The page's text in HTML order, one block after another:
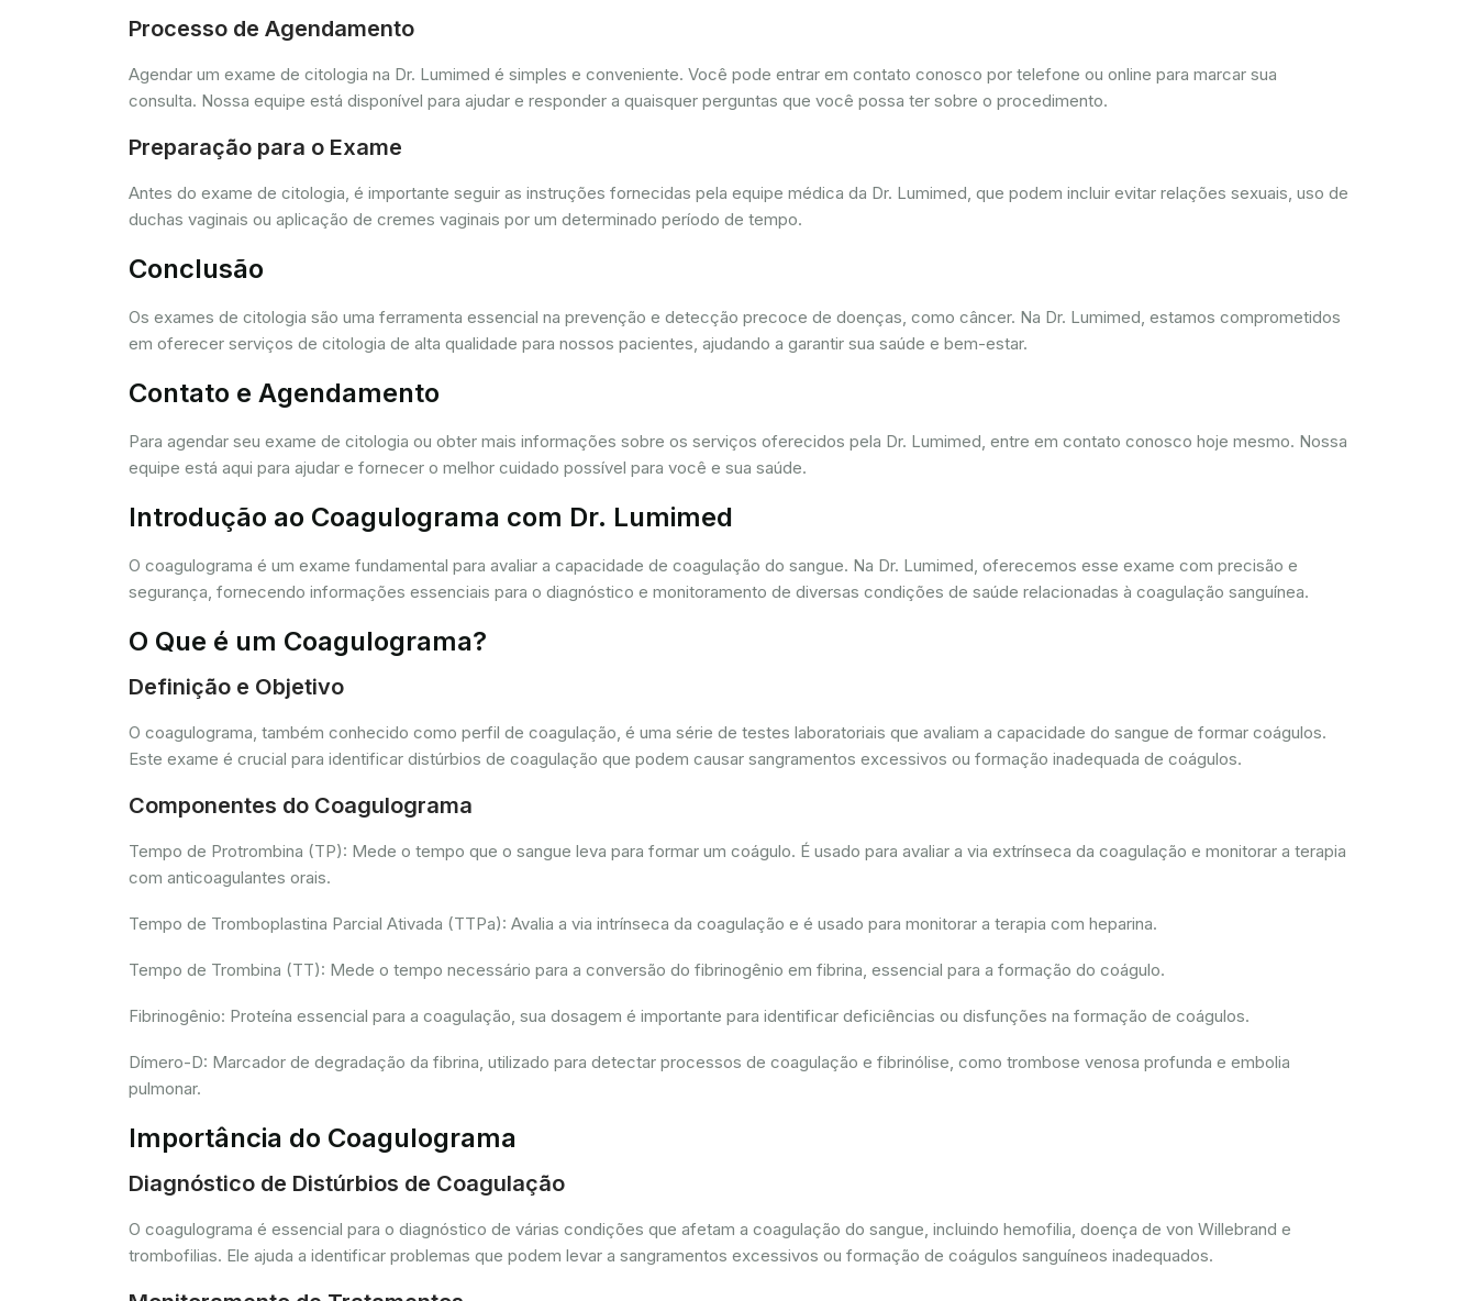
Processo de Agendamento
Agendar um exame de citologia na Dr. Lumimed é simples e conveniente. Você pode entrar em contato conosco por telefone ou online para marcar sua
consulta. Nossa equipe está disponível para ajudar e responder a quaisquer perguntas que você possa ter sobre o procedimento.
Preparação para o Exame
Antes do exame de citologia, é importante seguir as instruções fornecidas pela equipe médica da Dr. Lumimed, que podem incluir evitar relações sexuais, uso de
duchas vaginais ou aplicação de cremes vaginais por um determinado período de tempo.
Conclusão
Os exames de citologia são uma ferramenta essencial na prevenção e detecção precoce de doenças, como câncer. Na Dr. Lumimed, estamos comprometidos
em oferecer serviços de citologia de alta qualidade para nossos pacientes, ajudando a garantir sua saúde e bem-estar.
Contato e Agendamento
Para agendar seu exame de citologia ou obter mais informações sobre os serviços oferecidos pela Dr. Lumimed, entre em contato conosco hoje mesmo. Nossa
equipe está aqui para ajudar e fornecer o melhor cuidado possível para você e sua saúde.
Introdução ao Coagulograma com Dr. Lumimed
O coagulograma é um exame fundamental para avaliar a capacidade de coagulação do sangue. Na Dr. Lumimed, oferecemos esse exame com precisão e
segurança, fornecendo informações essenciais para o diagnóstico e monitoramento de diversas condições de saúde relacionadas à coagulação sanguínea.
O Que é um Coagulograma?
Definição e Objetivo
O coagulograma, também conhecido como perfil de coagulação, é uma série de testes laboratoriais que avaliam a capacidade do sangue de formar coágulos.
Este exame é crucial para identificar distúrbios de coagulação que podem causar sangramentos excessivos ou formação inadequada de coágulos.
Componentes do Coagulograma
Tempo de Protrombina (TP): Mede o tempo que o sangue leva para formar um coágulo. É usado para avaliar a via extrínseca da coagulação e monitorar a terapia
com anticoagulantes orais.
Tempo de Tromboplastina Parcial Ativada (TTPa): Avalia a via intrínseca da coagulação e é usado para monitorar a terapia com heparina.
Tempo de Trombina (TT): Mede o tempo necessário para a conversão do fibrinogênio em fibrina, essencial para a formação do coágulo.
Fibrinogênio: Proteína essencial para a coagulação, sua dosagem é importante para identificar deficiências ou disfunções na formação de coágulos.
Dímero-D: Marcador de degradação da fibrina, utilizado para detectar processos de coagulação e fibrinólise, como trombose venosa profunda e embolia
pulmonar.
Importância do Coagulograma
Diagnóstico de Distúrbios de Coagulação
O coagulograma é essencial para o diagnóstico de várias condições que afetam a coagulação do sangue, incluindo hemofilia, doença de von Willebrand e
trombofilias. Ele ajuda a identificar problemas que podem levar a sangramentos excessivos ou formação de coágulos sanguíneos inadequados.